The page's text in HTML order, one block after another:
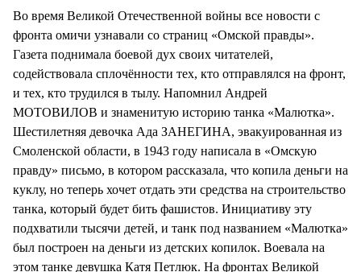
Во время Великой Отечественной войны все новости с
фронта омичи узнавали со страниц «Омской правды».
Газета поднимала боевой дух своих читателей,
содействовала сплочённости тех, кто отправлялся на фронт,
и тех, кто трудился в тылу. Напомнил Андрей
МОТОВИЛОВ и знаменитую историю танка «Малютка».
Шестилетняя девочка Ада ЗАНЕГИНА, эвакуированная из
Смоленской области, в 1943 году написала в «Омскую
правду» письмо, в котором рассказала, что копила деньги на
куклу, но теперь хочет отдать эти средства на строительство
танка, который будет бить фашистов. Инициативу эту
подхватили тысячи детей, и танк под названием «Малютка»
был построен на деньги из детских копилок. Воевала на
этом танке девушка Катя Петлюк. На фронтах Великой